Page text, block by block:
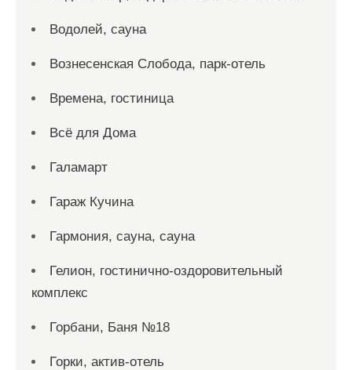
Водолей, сауна
Вознесенская Слобода, парк-отель
Времена, гостиница
Всё для Дома
Галамарт
Гараж Кучина
Гармония, сауна, сауна
Гелион, гостинично-оздоровительный
комплекс
Горбани, Баня №18
Горки, актив-отель